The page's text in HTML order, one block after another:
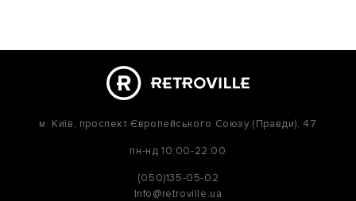
м. Київ, проспект Європейського Союзу (Правди), 47
пн-нд 10:00-22:00
(050)135-05-02
Info@retroville.ua